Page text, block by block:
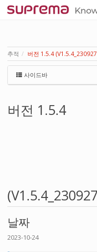
추적 버전 1.5.4
사이드바
버전 1.5.4
날짜
2023-10-24